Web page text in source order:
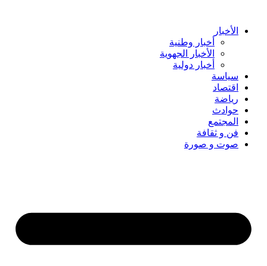
content الأخبار
أخبار وطنية
الأخبار الجهوية
أخبار دولية
سياسة
اقتصاد
رياضة
حوادث
المجتمع
فن و ثقافة
صوت و صورة